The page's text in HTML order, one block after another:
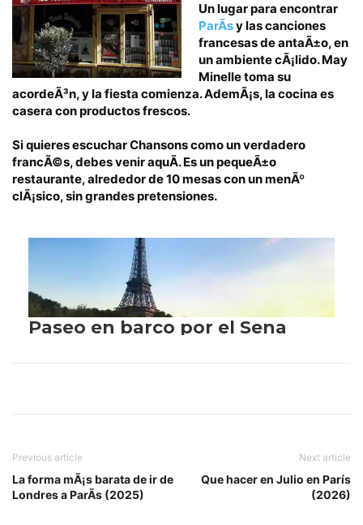
Un lugar para encontrar
ParÃ­sy las canciones
francesas de antaÃ±o, en
un ambiente cÃ¡lido. May
Minelle toma su
acordeÃ³n, y la fiesta comienza. AdemÃ¡s, la cocina es
casera con productos frescos.
Si quieres escuchar Chansons como un verdadero
francÃ©s, debes venir aquÃ­. Es un pequeÃ±o
restaurante, alrededor de 10 mesas con un menÃº
clÃ¡sico, sin grandes pretensiones.
Previous article
La forma mÃ¡s barata de ir de
Londres a ParÃ­s (2025)
Next article
Que hacer en Julio en Parí­s
(2026)